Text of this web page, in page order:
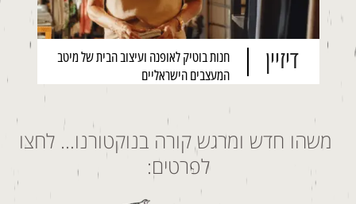
דיזיין
חנות בוטיק לאופנה ועיצוב הבית של מיטב
המעצבים הישראליים
משהו חדש ומרגש קורה בנוקטורנו… לחצו
לפרטים: